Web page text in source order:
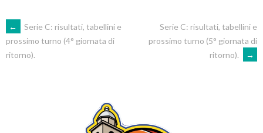
POST
NAVIGATION
←
Serie C: risultati, tabellini e
prossimo turno (4° giornata di
ritorno).
Serie C: risultati, tabellini e
prossimo turno (5° giornata di
ritorno).
→